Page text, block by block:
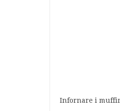
Infornare i